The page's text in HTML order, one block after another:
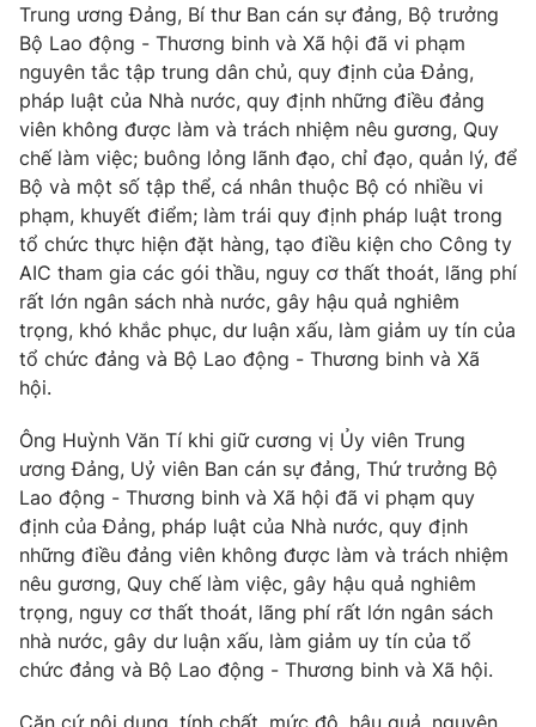
® Cấm sao chép dưới mọi hình thức nếu không có sự chấp
thuận bằng văn bản. Ghi rõ nguồn VTV.vn khi phát hành lại
thông tin từ website này.
Trung ương Đảng, Bí thư Ban cán sự đảng, Bộ trưởng
Bộ Lao động - Thương binh và Xã hội đã vi phạm
nguyên tắc tập trung dân chủ, quy định của Đảng,
pháp luật của Nhà nước, quy định những điều đảng
viên không được làm và trách nhiệm nêu gương, Quy
chế làm việc; buông lỏng lãnh đạo, chỉ đạo, quản lý, để
Bộ và một số tập thể, cá nhân thuộc Bộ có nhiều vi
phạm, khuyết điểm; làm trái quy định pháp luật trong
tổ chức thực hiện đặt hàng, tạo điều kiện cho Công ty
AIC tham gia các gói thầu, nguy cơ thất thoát, lãng phí
rất lớn ngân sách nhà nước, gây hậu quả nghiêm
trọng, khó khắc phục, dư luận xấu, làm giảm uy tín của
tổ chức đảng và Bộ Lao động - Thương binh và Xã
hội.
Ông Huỳnh Văn Tí khi giữ cương vị Ủy viên Trung
ương Đảng, Uỷ viên Ban cán sự đảng, Thứ trưởng Bộ
Lao động - Thương binh và Xã hội đã vi phạm quy
định của Đảng, pháp luật của Nhà nước, quy định
những điều đảng viên không được làm và trách nhiệm
nêu gương, Quy chế làm việc, gây hậu quả nghiêm
trọng, nguy cơ thất thoát, lãng phí rất lớn ngân sách
nhà nước, gây dư luận xấu, làm giảm uy tín của tổ
chức đảng và Bộ Lao động - Thương binh và Xã hội.
Căn cứ nội dung, tính chất, mức độ, hậu quả, nguyên